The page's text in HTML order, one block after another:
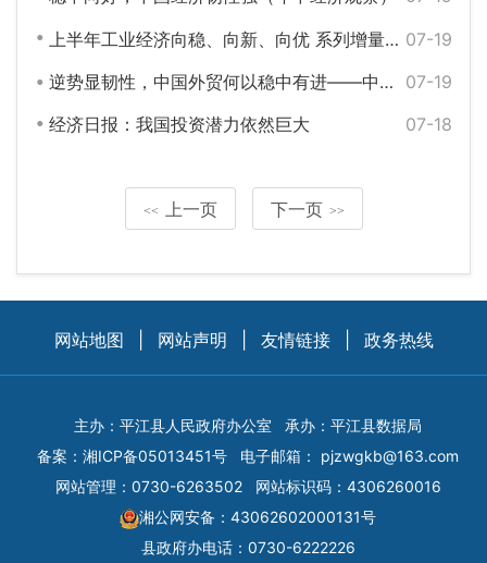
07-19
上半年工业经济向稳、向新、向优 系列增量助企举措将陆续发布
07-19
逆势显韧性，中国外贸何以稳中有进——中国经济年中观察之三
07-18
经济日报：我国投资潜力依然巨大
<< 上一页 下一页 >>
网站地图 网站声明 友情链接 政务热线
主办：平江县人民政府办公室
承办：平江县数据局
备案： 湘ICP备05013451号 电子邮箱： pjzwgkb@163.com
网站管理：0730-6263502
网站标识码：4306260016
湘公网安备：43062602000131号
县政府办电话：0730-6222226